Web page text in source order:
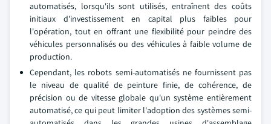
automatisés, lorsqu'ils sont utilisés, entraînent des coûts
initiaux d'investissement en capital plus faibles pour
l'opération, tout en offrant une flexibilité pour peindre des
véhicules personnalisés ou des véhicules à faible volume de
production.
Cependant, les robots semi-automatisés ne fournissent pas
le niveau de qualité de peinture finie, de cohérence, de
précision ou de vitesse globale qu'un système entièrement
automatisé, ce qui peut limiter l'adoption des systèmes semi-